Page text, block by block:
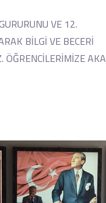
VE 12.
BİLGİ VE BECERİ